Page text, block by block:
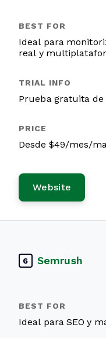
Ideal para
real y
Prueba gratuita de
Desde $49/mes/
Website
6 Semrush
Ideal para SEO y